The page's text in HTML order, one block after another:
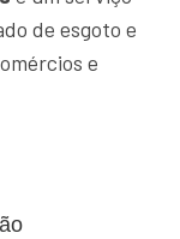
de esgoto e
e